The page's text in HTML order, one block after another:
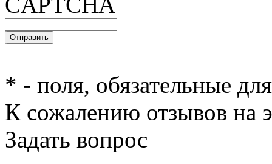
* - поля, обязательные
К сожалению отзывов на
Задать вопрос